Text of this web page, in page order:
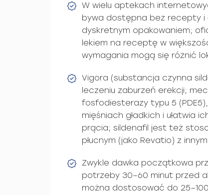
W wielu aptekach
bywa dostępna bez recepty i
dyskretnym opakowaniem;
lekiem na receptę w
wymagania mogą się różnić
Vigora (substancja czynna
leczeniu zaburzeń erekcji;
fosfodiesterazy typu 5
mięśniach gładkich i ułatwia
prącia; sildenafil jest też
płucnym (jako Revatio) z
Zwykle dawka początkowa
potrzeby 30–60 minut przed
można dostosować do